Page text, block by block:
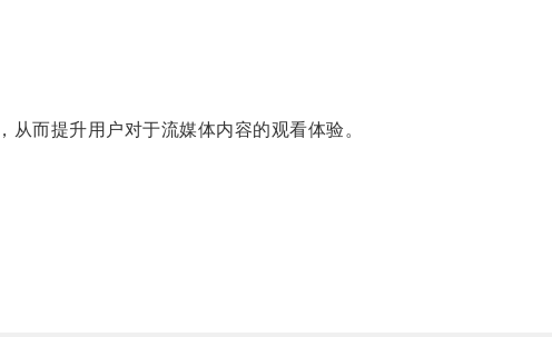
而提升用户对于流媒体内容的观看体验。